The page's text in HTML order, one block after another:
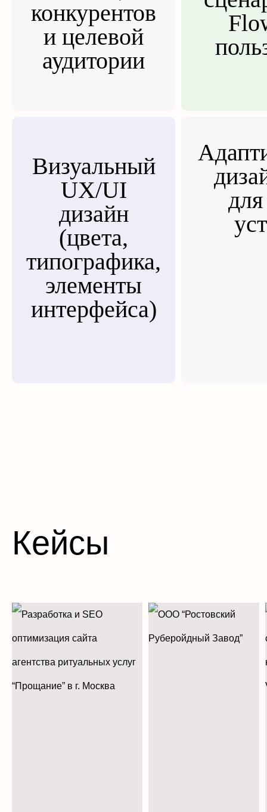
конкурентов
и целевой
аудитории
Визуальный
UX/UI
дизайн
(цвета,
типографика,
элементы
интерфейса)
Кейсы